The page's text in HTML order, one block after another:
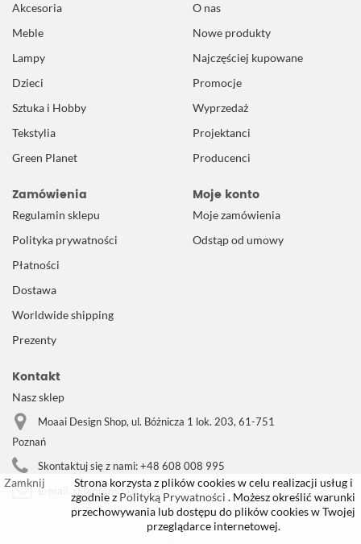
Akcesoria
Meble
Lampy
Dzieci
Sztuka i Hobby
Tekstylia
Green Planet
O nas
Nowe produkty
Najczęściej kupowane
Promocje
Wyprzedaż
Projektanci
Producenci
Zamówienia
Regulamin sklepu
Polityka prywatności
Płatności
Dostawa
Worldwide shipping
Prezenty
Moje konto
Moje zamówienia
Odstąp od umowy
Kontakt
Nasz sklep
Moaai Design Shop, ul. Bóżnicza 1 lok. 203, 61-751
Poznań
Skontaktuj się z nami:+48 608 008 995
E-mail:
sklep@moaai.com
Zamknij
Strona korzysta z plików cookies w celu realizacji usług i
zgodnie z Polityką Prywatności . Możesz określić warunki
przechowywania lub dostępu do plików cookies w Twojej
przeglądarce internetowej.